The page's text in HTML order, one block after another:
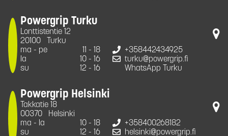
Powergrip Turku
Lonttistentie 12
20100
Turku
ma - pe
11 - 18
la
10 - 16
su
12 - 16
+358442434925
turku@powergrip.fi
WhatsApp Turku
Powergrip Helsinki
Takkatie 18
00370
Helsinki
ma - la
10 - 18
su
12 - 16
+358400268182
helsinki@powergrip.fi